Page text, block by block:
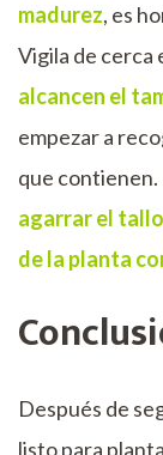
madurez, es
Vigila de cerca
alcancen el
empezar a
que contienen.
agarrar el
de la planta
Después de
listo para